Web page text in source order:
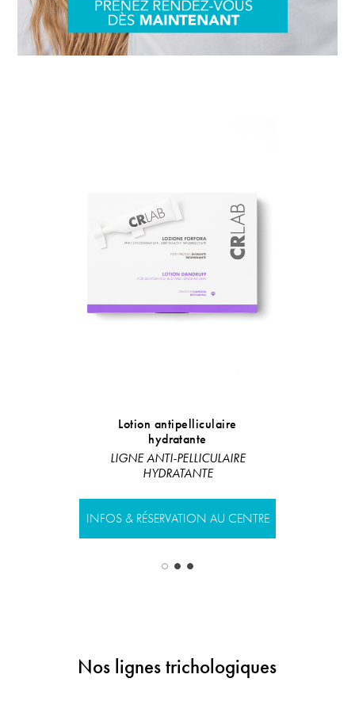
Lotion antipelliculaire
hydratante
LIGNE ANTI-PELLICULAIRE
HYDRATANTE
INFOS & RÉSERVATION AU CENTRE
Nos lignes trichologiques